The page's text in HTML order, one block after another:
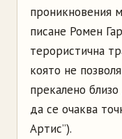
проникновения
писане Ромен
терористична
която не
прекалено
да се очаква
Артис”).